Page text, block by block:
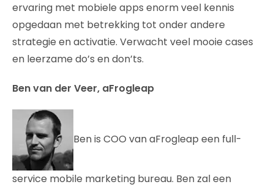
ervaring met mobiele apps enorm veel kennis
opgedaan met betrekking tot onder andere
strategie en activatie. Verwacht veel mooie cases
en leerzame do’s en don’ts.
Ben van der Veer, aFrogleap
Ben is COO van aFrogleap een full-
service mobile marketing bureau. Ben zal een